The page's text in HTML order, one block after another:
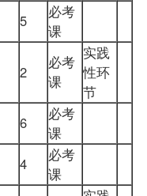
5
必考
课
2
必考
课
实践
性环
节
6
必考
课
4
必考
课